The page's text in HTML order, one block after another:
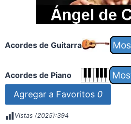
Acordes de Guitarra
Acordes de Piano
Agregar a Favoritos 0
Vistas (2025):394